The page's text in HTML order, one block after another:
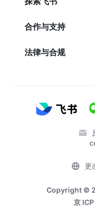
合作与支持
法律与合规
Copyright ©
京
更